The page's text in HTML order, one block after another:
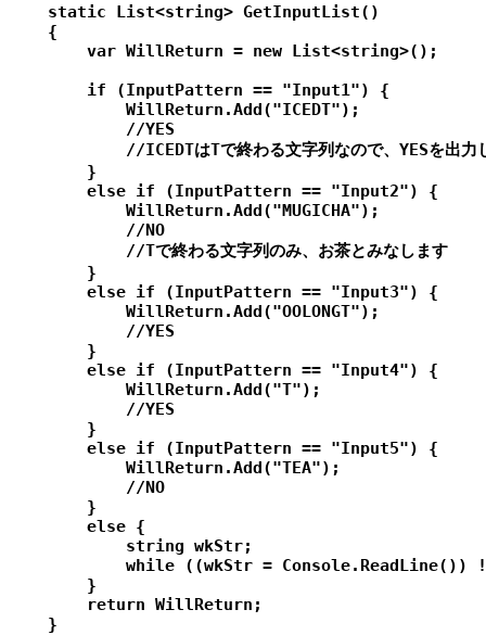
    static List<string> GetInputList()
    {
        var WillReturn = new List<string>();
        if (InputPattern == "Input1") {
            WillReturn.Add("ICEDT");
            //YES
//ICEDTはTで終わる文字列なので、YESを出力
        }
        else if (InputPattern == "Input2") {
            WillReturn.Add("MUGICHA");
            //NO
            //Tで終わる文字列のみ、お茶とみなします
        }
        else if (InputPattern == "Input3") {
            WillReturn.Add("OOLONGT");
            //YES
        }
        else if (InputPattern == "Input4") {
            WillReturn.Add("T");
            //YES
        }
        else if (InputPattern == "Input5") {
            WillReturn.Add("TEA");
            //NO
        }
        else {
            string wkStr;
while ((wkStr = Console.ReadLine())
        }
        return WillReturn;
    }